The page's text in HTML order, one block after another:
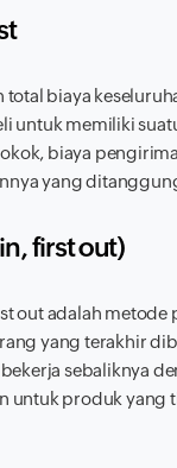
total biaya
untuk memiliki
biaya
yang
first out)
outadalah metode
yang terakhir
sebaliknya
untuk produk yang